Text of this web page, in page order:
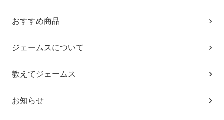
おすすめ商品
ジェームスについて
教えてジェームス
お知らせ